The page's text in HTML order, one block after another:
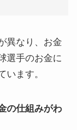
異なり、お金
選手のお金に
います。
の仕組みがわ